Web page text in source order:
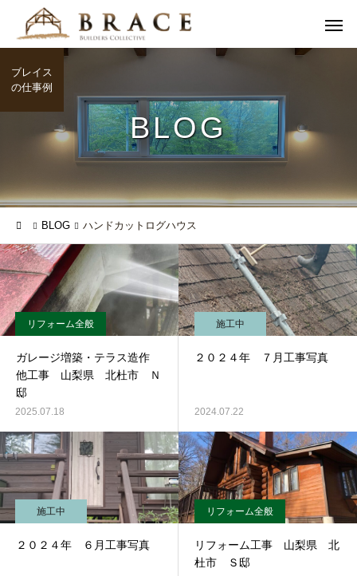
BLOG
ブレイス
の仕事例
BLOG ハンドカットログハウス
リフォーム全般
ガレージ増築・テラス造作
他工事 山梨県 北杜市 Ｎ
邸
2025.07.18
施工中
２０２４年 ７月工事写真
2024.07.22
施工中
２０２４年 ６月工事写真
リフォーム全般
リフォーム工事 山梨県 北
杜市 Ｓ邸